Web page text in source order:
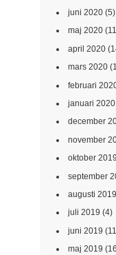
juni 2020(5)
maj 2020
april 2020
mars 2020
februari
januari 2020
december
november
oktober 2019
september
augusti 2019
juli 2019 (4)
juni 2019
maj 2019